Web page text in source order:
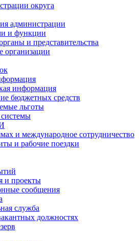
округа
администрации
и функции
и представительства
организации
информация
бюджетных средств
льготы
и международное сотрудничество
и рабочие поездки
и проекты
сообщения
служба
должностях